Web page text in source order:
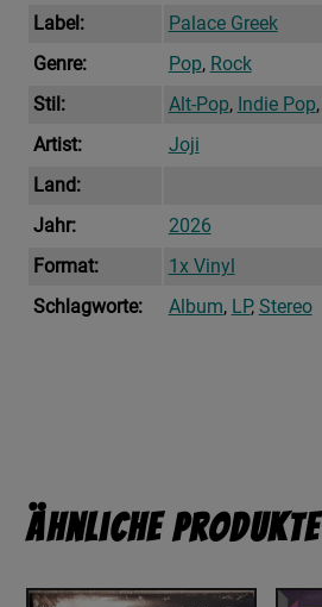
Label:
Palace Greek
Genre:
Pop, Rock
Stil:
Alt-Pop, Indie Pop,
Artist:
Joji
Land:
Jahr:
2026
Format:
1x Vinyl
Schlagworte:
Album, LP, Stereo
Ähnliche Produkte